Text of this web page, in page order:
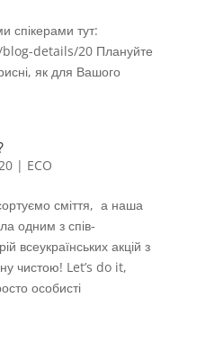
спікерами тут:
details/20 Плануйте
як для Вашого
| ECO
сміття, а наша
одним з спів-
всеукраїнських акцій з
чистою! Let’s do it,
особисті